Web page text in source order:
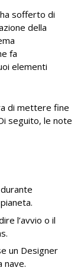
sofferto di
della
fa
elementi
di mettere fine
seguito, le note
l’avvio o il
un Designer
nave.